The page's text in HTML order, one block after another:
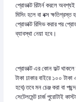
প্রোডাক্ট রিটার্ন করলে
মিসিং হলে বা বক্স ক্ষতিগ্রস্ত
প্রোডাক্ট রিসিভ করার পর
ব্যাবস্থা নেয়া হবে।
প্রোডাক্ট এর কোন ফল্ট
টাকা ঢাকার বাইরে ১০০
হবে) তবে মন চেঞ্জ করা বা
সেটেলমেন্ট চার্জ পুরোটাই